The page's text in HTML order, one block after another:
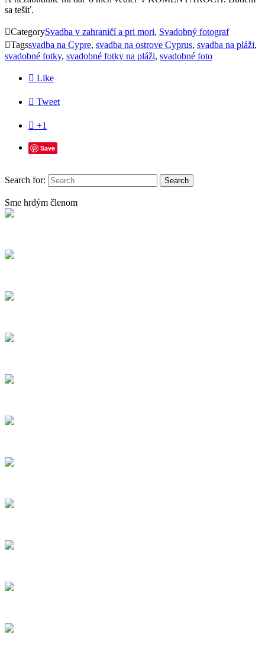
sa tešiť.
CategorySvadba v zahraničí a pri mori, Svadobný fotograf
Tagssvadba na Cypre, svadba na ostrove Cyprus, svadba na pláži,
svadobné fotky, svadobné fotky na pláži, svadobné foto
 Like
 Tweet
 +1
Save
Search for:
Sme hrdým členom